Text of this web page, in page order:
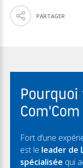
PARTAGER
Com'Com
Fort d’une
est le leader de
spécialisée qui